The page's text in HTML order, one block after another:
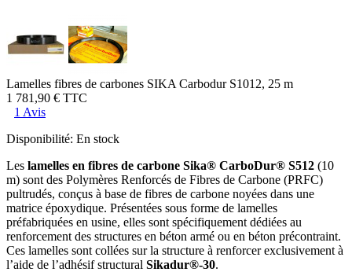
Lamelles fibres de carbones SIKA Carbodur S1012, 25 m
1 781,90 € TTC
1 Avis
Disponibilité: En stock
Les lamelles en fibres de carbone Sika® CarboDur® S512 (10
m) sont des Polymères Renforcés de Fibres de Carbone (PRFC)
pultrudés, conçus à base de fibres de carbone noyées dans une
matrice époxydique. Présentées sous forme de lamelles
préfabriquées en usine, elles sont spécifiquement dédiées au
renforcement des structures en béton armé ou en béton précontraint.
Ces lamelles sont collées sur la structure à renforcer exclusivement à
l’aide de l’adhésif structural Sikadur®-30.